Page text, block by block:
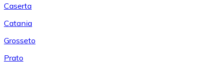
Caserta
Catania
Grosseto
Prato